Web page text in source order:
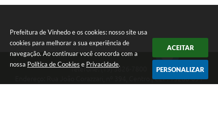
Prefeitura de Vinhedo e os cookies: nosso site usa
cookies para melhorar a sua experiência de
navegação. Ao continuar você concorda com a
nossa Política de Cookies e Privacidade.
ACEITAR
PERSONALIZAR
Telefone: (19) 3826-7800
Endereço: Rua João Corazzari, nº 394, Centro | CEP: 13280-091